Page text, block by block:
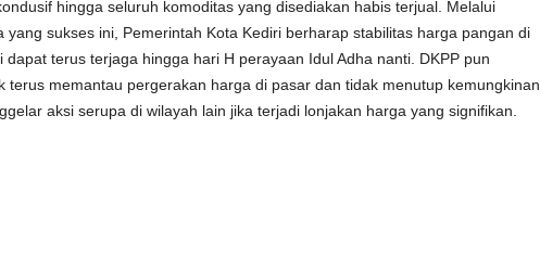
hingga seluruh komoditas yang disediakan habis terjual. Melalui
yang sukses ini, Pemerintah Kota Kediri berharap stabilitas harga pangan di
dapat terus terjaga hingga hari H perayaan Idul Adha nanti. DKPP pun
terus memantau pergerakan harga di pasar dan tidak menutup kemungkinan
aksi serupa di wilayah lain jika terjadi lonjakan harga yang signifikan.